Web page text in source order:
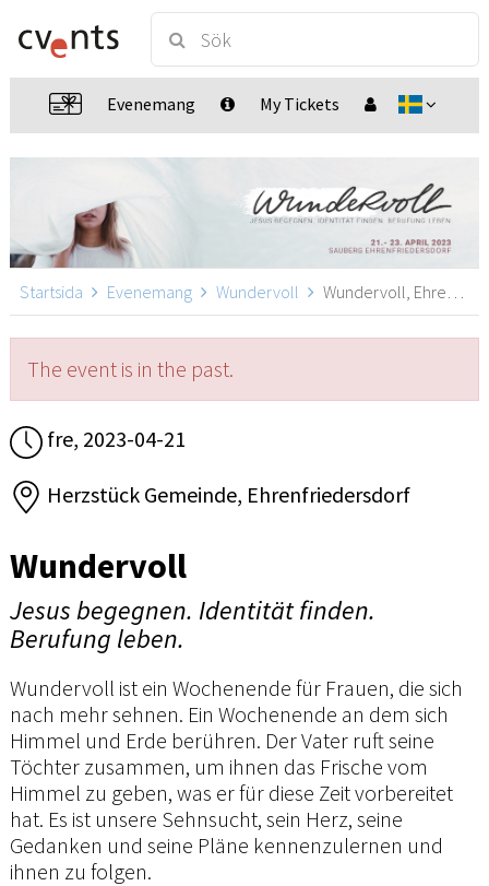
Evenemang My Tickets
Startsida Evenemang Wundervoll Wundervoll, Ehrenfriedersdorf
The event is in the past.
fre, 2023-04-21
Herzstück Gemeinde, Ehrenfriedersdorf
Wundervoll
Jesus begegnen. Identität finden.
Berufung leben.
Wundervoll ist ein Wochenende für Frauen, die sich
nach mehr sehnen. Ein Wochenende an dem sich
Himmel und Erde berühren. Der Vater ruft seine
Töchter zusammen, um ihnen das Frische vom
Himmel zu geben, was er für diese Zeit vorbereitet
hat. Es ist unsere Sehnsucht, sein Herz, seine
Gedanken und seine Pläne kennenzulernen und
ihnen zu folgen.